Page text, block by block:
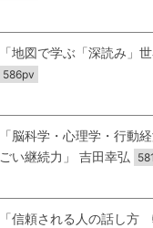
「地図で学ぶ「深読み」
586pv
「脳科学・心理学・行動
ごい継続力」 吉田幸弘
「信頼される人の話し方